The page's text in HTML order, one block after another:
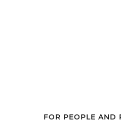
FOR PEOPLE AND